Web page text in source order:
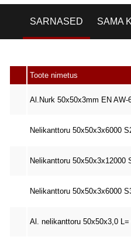
SARNASED SAMA
Toote nimetus
Al.Nurk 50x50x3mm EN AW-
Nelikanttoru 50x50x3x6000
Nelikanttoru 50x50x3x12000
Nelikanttoru 50x50x3x6000
Al. nelikanttoru 50x50x3,0